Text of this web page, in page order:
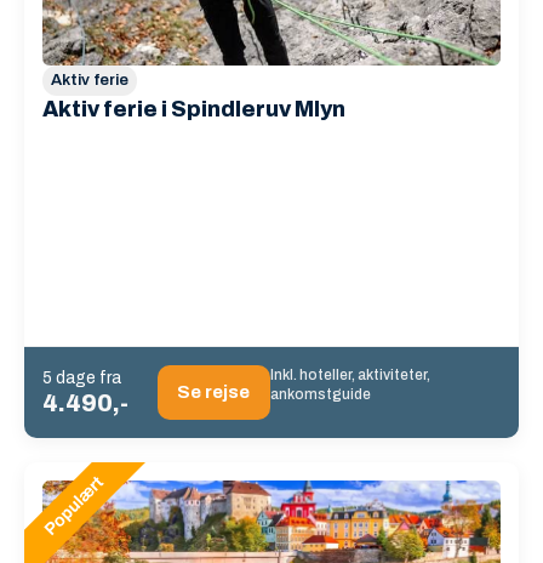
Aktiv ferie
Aktiv ferie i Spindleruv Mlyn
5 dage fra
4.490,- Se rejse
Inkl. hoteller, aktiviteter,
ankomstguide